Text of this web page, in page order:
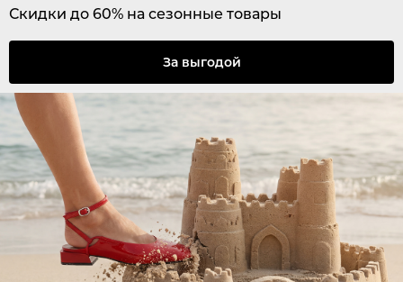
Скидки до 60% на сезонные товары
За выгодой